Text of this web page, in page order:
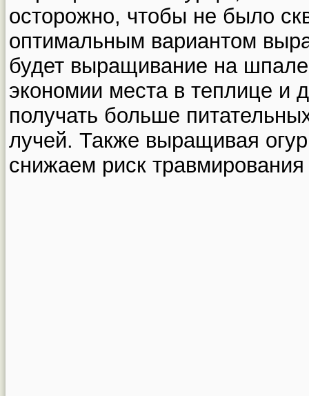
осторожно, чтобы не было
оптимальным вариантом
будет выращивание на
экономии места в теплице и
получать больше
лучей. Также выращивая
снижаем риск